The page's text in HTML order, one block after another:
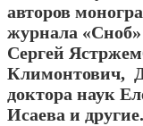
авторов
журнала
Сергей
Климонтович,
доктора наук
Исаева и другие.